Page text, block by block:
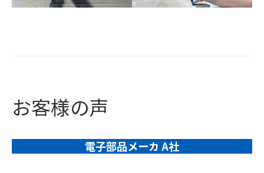
お客様の声
電子部品メーカ A社